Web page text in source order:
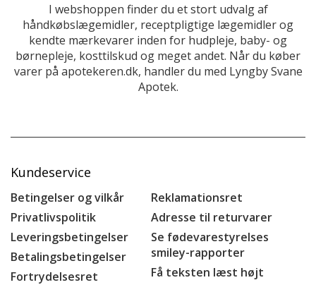
I webshoppen finder du et stort udvalg af
håndkøbslægemidler, receptpligtige lægemidler og
kendte mærkevarer inden for hudpleje, baby- og
børnepleje, kosttilskud og meget andet. Når du køber
varer på apotekeren.dk, handler du med Lyngby Svane
Apotek.
Kundeservice
Betingelser og vilkår
Privatlivspolitik
Leveringsbetingelser
Betalingsbetingelser
Fortrydelsesret
Reklamationsret
Adresse til returvarer
Se fødevarestyrelses
smiley-rapporter
Få teksten læst højt